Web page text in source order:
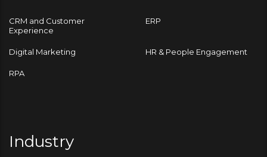
CRM and Customer
Experience
ERP
Digital Marketing HR & People Engagement
RPA
Industry